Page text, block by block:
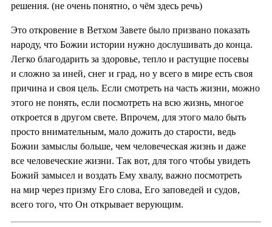
решения. (не очень понятно, о чём здесь речь)
Это откровение в Ветхом Завете было призвано показать
народу, что Божии истории нужно дослушивать до конца.
Легко благодарить за здоровье, тепло и растущие посевы
и сложно за иней, снег и град, но у всего в мире есть своя
причина и своя цель. Если смотреть на часть жизни, можно
этого не понять, если посмотреть на всю жизнь, многое
откроется в другом свете. Впрочем, для этого мало быть
просто внимательным, мало дожить до старости, ведь
Божии замыслы больше, чем человеческая жизнь и даже
все человеческие жизни. Так вот, для того чтобы увидеть
Божий замысел и воздать Ему хвалу, важно посмотреть
на мир через призму Его слова, Его заповедей и судов,
всего того, что Он открывает верующим.